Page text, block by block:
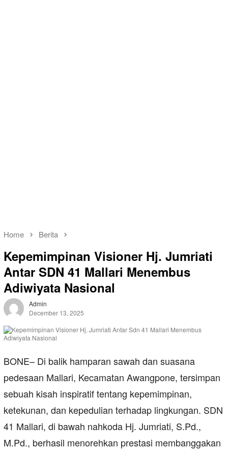
Home Berita
Kepemimpinan Visioner Hj. Jumriati
Antar SDN 41 Mallari Menembus
Adiwiyata Nasional
Admin
December 13, 2025
BONE– Di balik hamparan sawah dan suasana
pedesaan Mallari, Kecamatan Awangpone, tersimpan
sebuah kisah inspiratif tentang kepemimpinan,
ketekunan, dan kepedulian terhadap lingkungan. SDN
41 Mallari, di bawah nahkoda Hj. Jumriati, S.Pd.,
M.Pd., berhasil menorehkan prestasi membanggakan